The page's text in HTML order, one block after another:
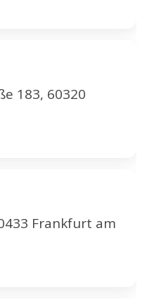
183, 60320
Frankfurt am